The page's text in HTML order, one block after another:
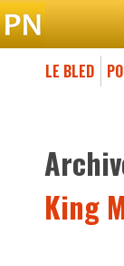
LE BLED
King